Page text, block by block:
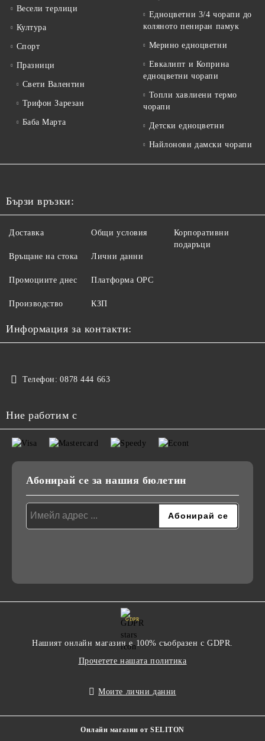
Весели терлици
Култура
Спорт
Празници
Свети Валентин
Трифон Зарезан
Баба Марта
Едноцветни 3/4 чорапи до
коляното пениран памук
Мерино едноцветни
Евкалипт и Коприна
едноцветни чорапи
Топли хавлиени термо
чорапи
Детски едноцветни
Найлонови дамски чорапи
Бързи връзки:
Доставка
Връщане на стока
Промоциите днес
Производство
Общи условия
Лични данни
Платформа ОРС
КЗП
Корпоративни
подаръци
Информация за контакти:
Телефон: 0878 444 663
Ние работим с
Абонирай се за нашия бюлетин
GDPR
Нашият онлайн магазин е 100% съобразен с GDPR.
Прочетете нашата политика
Моите лични данни
Онлайн магазин от SELITON